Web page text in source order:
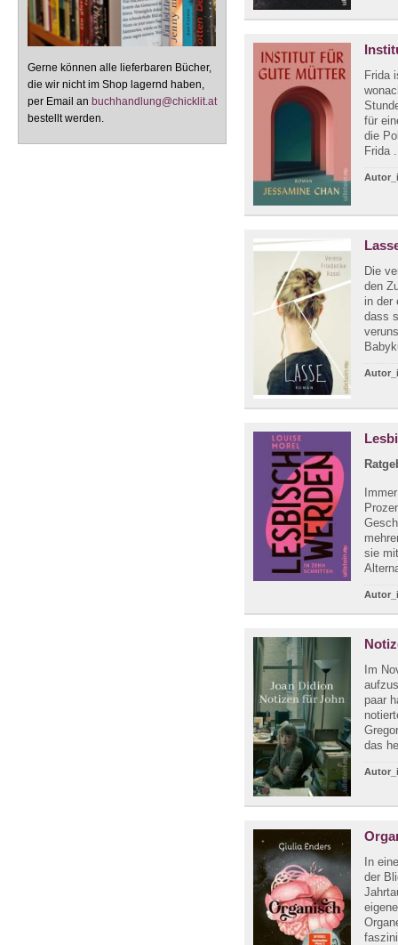
Gerne können alle lieferbaren Bücher,
die wir nicht im Shop lagernd haben,
per Email an buchhandlung@chicklit.at
bestellt werden.
Frida
für
die
Frida
Die
den
in der
dass
sie
Im
paar
das
In
der